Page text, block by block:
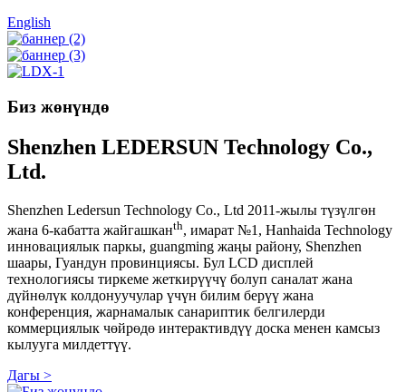
English
Биз жөнүндө
Shenzhen LEDERSUN Technology Co.,
Ltd.
Shenzhen Ledersun Technology Co., Ltd 2011-жылы түзүлгөн
жана 6-кабатта жайгашканth, имарат №1, Hanhaida Technology
инновациялык паркы, guangming жаңы району, Shenzhen
шаары, Гуандун провинциясы. Бул LCD дисплей
технологиясы тиркеме жеткирүүчү болуп саналат жана
дүйнөлүк колдонуучулар үчүн билим берүү жана
конференция, жарнамалык санариптик белгилерди
коммерциялык чөйрөдө интерактивдүү доска менен камсыз
кылууга милдеттүү.
Дагы >